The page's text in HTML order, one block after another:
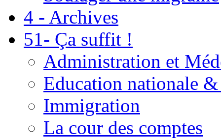
4 - Archives
51- Ça suffit !
Administration et
Education nationale
Immigration
La cour des comptes